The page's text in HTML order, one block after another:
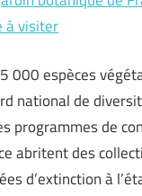
à visiter
000 espèces
national de
programmes de
abritent des
d’extinction à